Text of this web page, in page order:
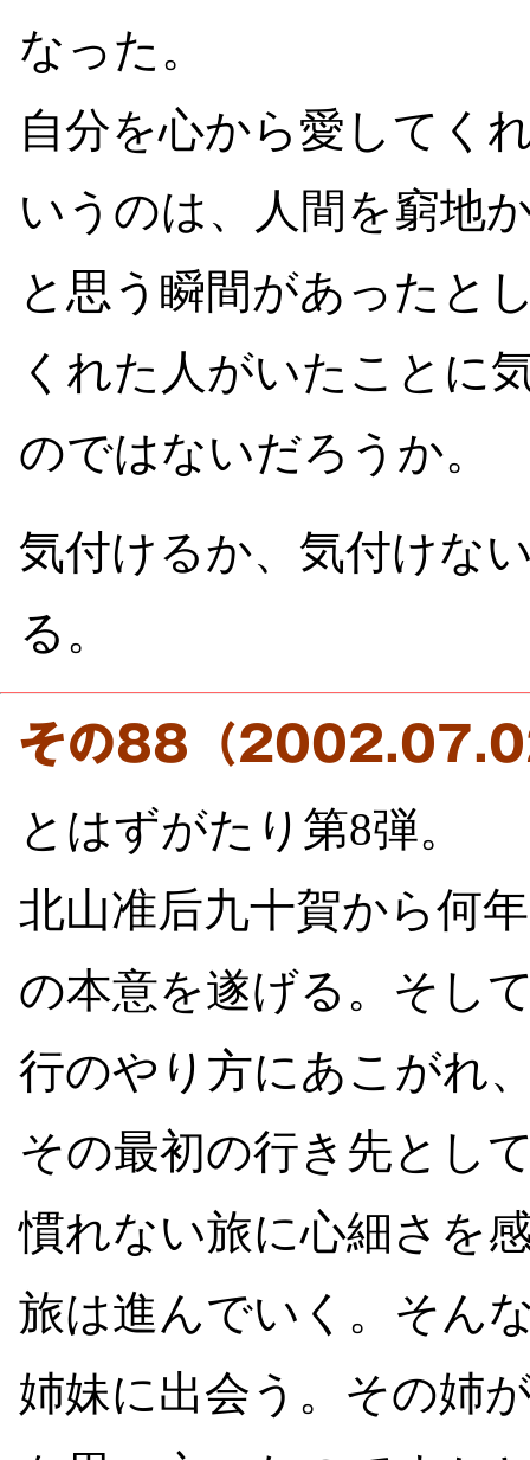
なった。
自分を心から愛してく
いうのは、人間を窮地
と思う瞬間があったと
くれた人がいたことに
のではないだろうか。
気付けるか、気付けな
る。
その88（
とはずがたり第8弾。
北山准后九十賀から何
の本意を遂げる。そし
行のやり方にあこがれ
その最初の行き先とし
慣れない旅に心細さを
旅は進んでいく。そん
姉妹に出会う。その姉